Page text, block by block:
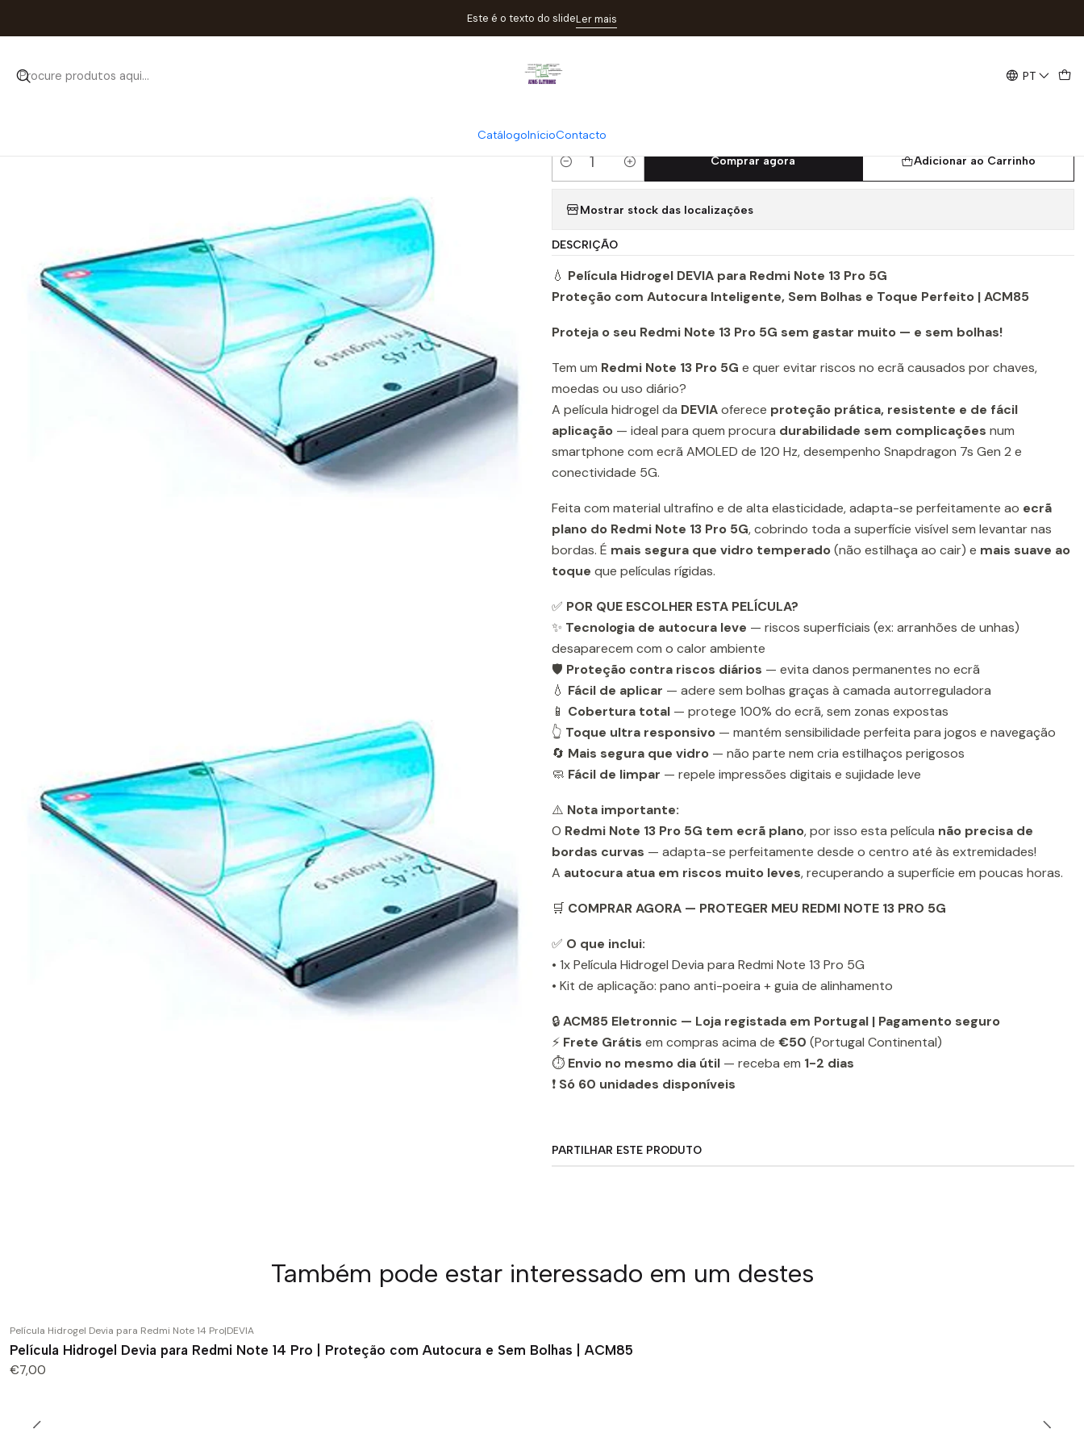
PT
CatálogoInícioContacto
Este é o texto do slideLer mais
Película Hidrogel Devia Redmi Note 13 Pro 5G | Autocura e Sem Bolhas | ACM85
|
Película Hidrogel Devia Redmi Note 13 Pro
Quantidade
Adicionar ao Carrinho
Comprar agora
Mostrar stock das localizações
DESCRIÇÃO
💧 Película Hidrogel DEVIA para Redmi Note 13 Pro 5G
Proteção com Autocura Inteligente, Sem Bolhas e Toque Perfeito | ACM85
Proteja o seu Redmi Note 13 Pro 5G sem gastar muito — e sem bolhas!
Tem um Redmi Note 13 Pro 5G e quer evitar riscos no ecrã causados por chaves,
moedas ou uso diário?
A película hidrogel da DEVIAoferece proteção prática, resistente e de fácil
aplicação — ideal para quem procura durabilidade sem complicações num
smartphone com ecrã AMOLED de 120 Hz, desempenho Snapdragon 7s Gen 2 e
conectividade 5G.
Feita com material ultrafino e de alta elasticidade, adapta-se perfeitamente ao ecrã
plano do Redmi Note 13 Pro 5G, cobrindo toda a superfície visível sem levantar nas
bordas. É mais segura que vidro temperado(não estilhaça ao cair) e mais suave ao
toque que películas rígidas.
✅ POR QUE ESCOLHER ESTA PELÍCULA?
✨ Tecnologia de autocura leve — riscos superficiais (ex: arranhões de unhas)
desaparecem com o calor ambiente
🛡️ Proteção contra riscos diários — evita danos permanentes no ecrã
💧 Fácil de aplicar — adere sem bolhas graças à camada autorreguladora
📱 Cobertura total — protege 100% do ecrã, sem zonas expostas
👆 Toque ultra responsivo — mantém sensibilidade perfeita para jogos e navegação
🔄 Mais segura que vidro — não parte nem cria estilhaços perigosos
🧼 Fácil de limpar — repele impressões digitais e sujidade leve
⚠️ Nota importante:
O Redmi Note 13 Pro 5G tem ecrã plano, por isso esta película não precisa de
bordas curvas — adapta-se perfeitamente desde o centro até às extremidades!
A autocura atua em riscos muito leves, recuperando a superfície em poucas horas.
🛒 COMPRAR AGORA — PROTEGER MEU REDMI NOTE 13 PRO 5G
✅ O que inclui:
• 1x Película Hidrogel Devia para Redmi Note 13 Pro 5G
• Kit de aplicação: pano anti-poeira + guia de alinhamento
🔒ACM85 Eletronnic — Loja registada em Portugal | Pagamento seguro
⚡ Frete Grátis em compras acima de €50 (Portugal Continental)
⏱️ Envio no mesmo dia útil — receba em 1-2 dias
❗ Só 60 unidades disponíveis
PARTILHAR ESTE PRODUTO
Também pode estar interessado em um destes
Película Hidrogel Devia para Redmi Note 14 Pro|DEVIA
Película Hidrogel Devia para Redmi Note 14 Pro | Proteção com Autocura e Sem Bolhas | ACM85
€7,00